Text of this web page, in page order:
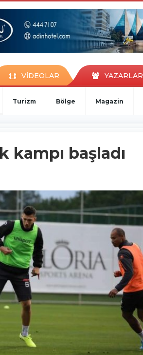
VİDEOLAR YAZARLAR
Turizm Bölge Magazin
kampı başladı